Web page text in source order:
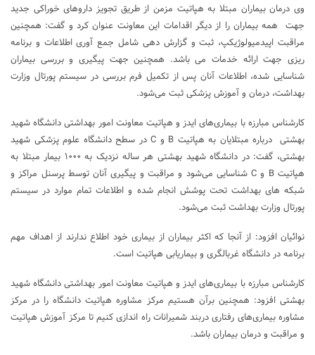
وی درمان بیماران مبتلا به هپاتیت مزمن از طریق تجویز داروهای خوراکی جدید
جهت همه بیماران را از دیگر اقدامات این معاونت عنوان کرد و گفت: همچنین
مراقبت اپیدمیولوژیکپ، ثبت و گزارش دهی شامل جمع آوری اطلاعات و برنامه
ریزی جهت ارائه خدمات می باشد. همچنین جهت پیگیری و بررسی بیماران
شناسایی شده، اطلاعات آنان پس از تکمیل فرم بررسی در سیستم پورتال وزارت
بهداشت، درمان و آموزش پزشکی ثبت می‌شود.
کارشناس مبارزه با بیماری‌های ایدز و هپاتیت معاونت امور بهداشتی دانشگاه شهید
بهشتی درباره مبتلایان به هپاتیت B و C در سطح دانشگاه علوم پزشکی شهید
بهشتی، گفت: در دانشگاه شهید بهشتی هر ساله نزدیک به ۱۰۰۰ بیمار مبتلا به
هپاتیت B و C شناسایی می‌شود و مراقبت و پیگیری آنان توسط پرسنل مراکز و
شبکه های بهداشت تحت پوشش انجام شده و اطلاعات تمام موارد در سیستم
پورتال وزارت بهداشت ثبت می‌شود.
نوائیان افزود: از آنجا که اکثر بیماران از بیماری خود اطلاع ندارند از اهداف مهم
برنامه در دانشگاه غربالگری و بیماریابی هپاتیت است.
کارشناس مبارزه با بیماری‌های ایدز و هپاتیت معاونت امور بهداشتی دانشگاه شهید
بهشتی افزود: همچنین برآن هستیم مرکز مشاوره هپاتیت دانشگاه را در مرکز
مشاوره بیماری‌های رفتاری دربند شمیرانات راه اندازی کنیم تا مرکز آموزش هپاتیت
و مراقبت و درمان بیماران باشد.